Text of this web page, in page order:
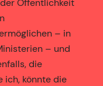
Öffentlichkeit
– in
– und
die
ich, könnte die